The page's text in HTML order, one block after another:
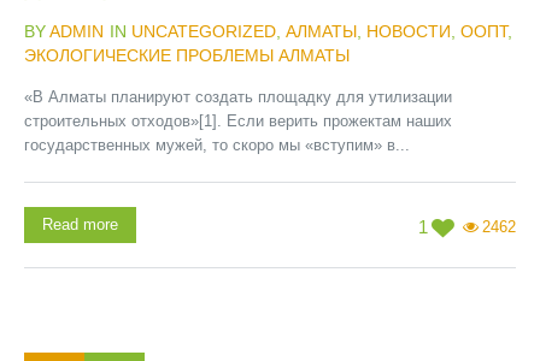
BYADMIN IN UNCATEGORIZED АЛМАТЫ НОВОСТИ ООПТ,
ЭКОЛОГИЧЕСКИЕ ПРОБЛЕМЫ АЛМАТЫ
«В Алматы планируют создать площадку для утилизации
строительных отходов»[1]. Если верить прожектам наших
государственных мужей, то скоро мы «вступим» в...
1 2462
Read more